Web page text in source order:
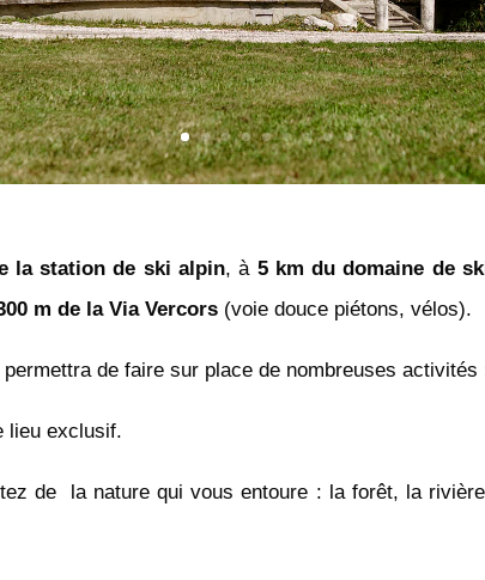
la station de ski alpin, à 5 km du domaine de
m de la Via Vercors (voie douce piétons, vélos).
de faire sur place de nombreuses
lieu exclusif.
de la nature qui vous entoure : la forêt, la